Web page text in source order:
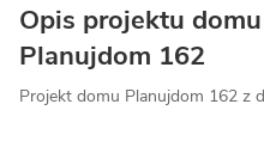
Opis projektu domu
Planujdom 162
Projekt domu Planujdom 162 z